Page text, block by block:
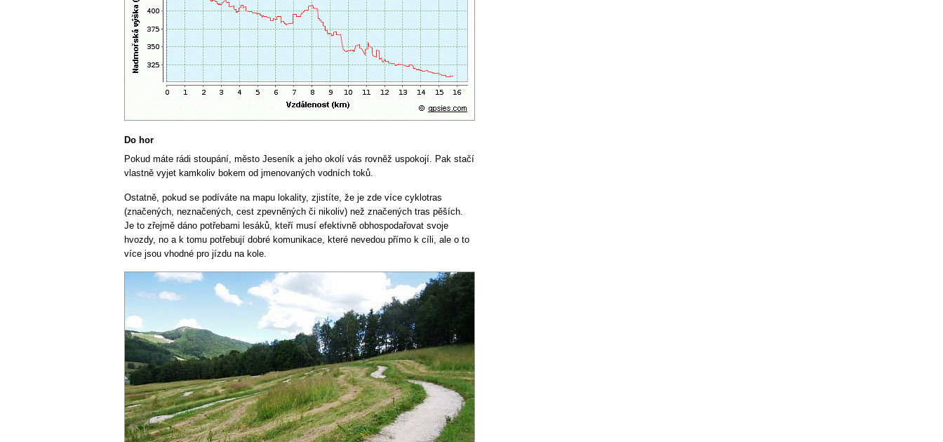
Do hor
Pokud máte rádi stoupání, město Jeseník a jeho okolí vás rovněž uspokojí. Pak stačí
vlastně vyjet kamkoliv bokem od jmenovaných vodních toků.
Ostatně, pokud se podíváte na mapu lokality, zjistíte, že je zde více cyklotras
(značených, neznačených, cest zpevněných či nikoliv) než značených tras pěších.
Je to zřejmě dáno potřebami lesáků, kteří musí efektivně obhospodařovat svoje
hvozdy, no a k tomu potřebují dobré komunikace, které nevedou přímo k cíli, ale o to
více jsou vhodné pro jízdu na kole.